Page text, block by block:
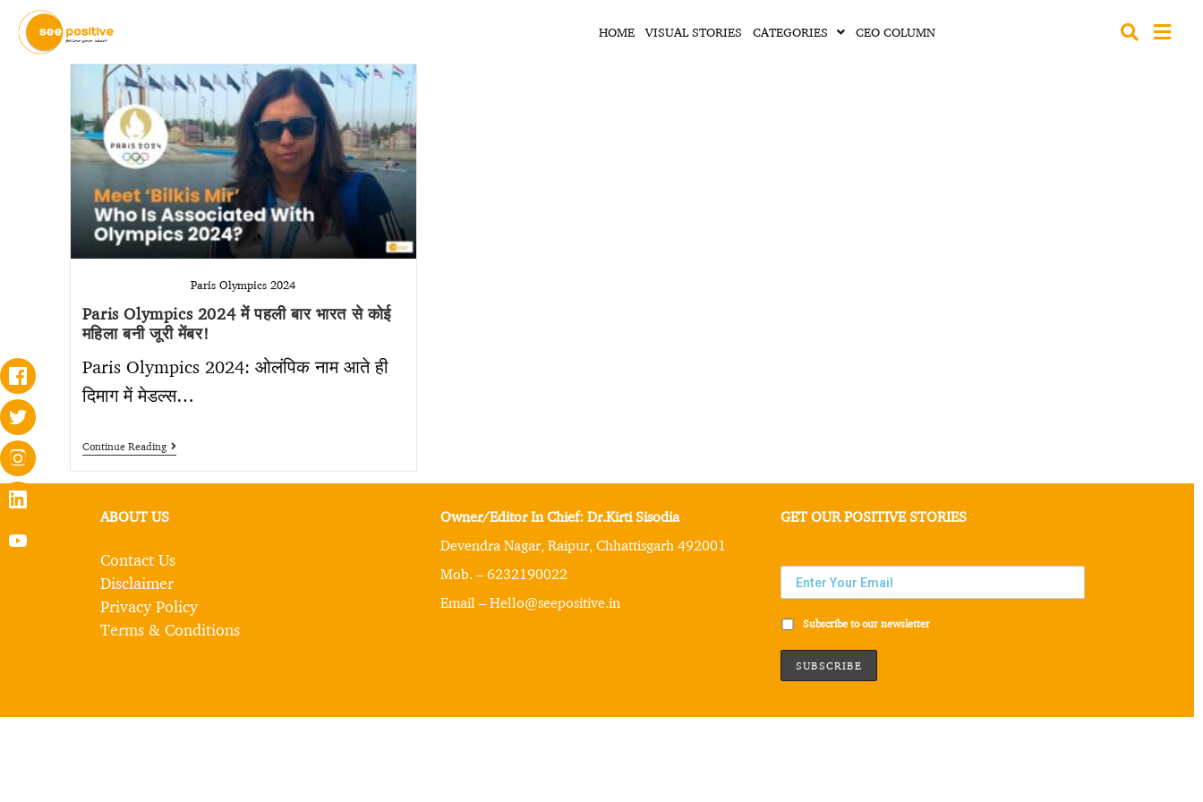
HOME VISUAL STORIES CATEGORIES CEO COLUMN
Paris Olympics 2024
Paris Olympics 2024 में पहली बार भारत से कोई
महिला बनी जूरी मेंबर!
Paris Olympics 2024: ओलंपिक नाम आते ही
दिमाग में मेडल्स…
Continue Reading
ABOUT US
Contact Us
Disclaimer
Privacy Policy
Terms & Conditions
Owner/Editor In Chief: Dr.Kirti Sisodia
Devendra Nagar, Raipur, Chhattisgarh 492001
Mob. – 6232190022
Email – Hello@seepositive.in
GET OUR POSITIVE STORIES
Subscribe to our newsletter